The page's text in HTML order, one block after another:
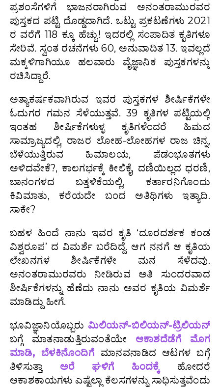
ಪ್ರಶಂಸೆಗಳಿಗೆ ಭಾಜನರಾಗಿರುವ ಅನಂತರಾಮುರವರ
ಪುಸ್ತಕದ ಪಟ್ಟಿ ದೊಡ್ಡದಾಗಿದೆ. ಒಟ್ಟು ಪ್ರಕಟಣೆಗಳು 2021
ರ ವರೆಗೆ 118 ಕ್ಕೂ ಹೆಚ್ಚು! ಇದರಲ್ಲಿ ಸಂಪಾದಿತ ಕೃತಿಗಳೂ
ಸೇರಿವೆ. ಸ್ವಂತ ರಚನೆಗಳು 60, ಅನುವಾದಿತ 13. ಇವಲ್ಲದೆ
ಮಕ್ಕಳಿಗಾಗಿಯೂ ಹಲವಾರು ವೈಜ್ಞಾನಿಕ ಪುಸ್ತಕಗಳನ್ನು
ರಚಿಸಿದ್ದಾರೆ.
ಅತ್ಯಾಕರ್ಷಕವಾಗಿರುವ ಇವರ ಪುಸ್ತಕಗಳ ಶೀರ್ಷಿಕೆಗಳೇ
ಓದುಗರ ಗಮನ ಸೆಳೆಯುತ್ತವೆ. 39 ಕೃತಿಗಳ ಪಟ್ಟಿಯಲ್ಲಿ
ಇಂತಹ ಶೀರ್ಷಿಕೆಗಳುಳ್ಳ ಕೃತಿಗಳೆಂದರೆ ಹಿಮದ
ಸಾಮ್ರಾಜ್ಯದಲ್ಲಿ, ರಾಜರ ಲೋಹ-ಲೋಹಗಳ ರಾಜ ಚಿನ್ನ,
ಬೆಳೆಯುತ್ತಿರುವ ಹಿಮಾಲಯ, ಪೆಡಂಭೂತಗಳು
ಅಳಿದವೇಕೆ?, ಕಾಲಗರ್ಭಕ್ಕೆ ಕೀಲಿಕೈ, ದಣಿಯಿಲ್ಲದ ಧರಣಿ,
ಬಾನಂಗಳದ ಬತ್ತಳಿಕೆಯಲ್ಲಿ, ಕರ್ತಾರನಿಗೊಂದು
ಕಿವಿಮಾತು, ಕರೆಯದೇ ಬಂದ ಅತಿಥಿಗಳು ಇತ್ಯಾದಿ.
ಸಾಕೇ?
ಬಹಳ ಹಿಂದೆ ನಾನು ಇವರ ಕೃತಿ ‘ದೂರದರ್ಶಕ ಕಂಡ
ವಿಶ್ವರೂಪ’ ದ ವಿಮರ್ಶೆ ಬರೆದಿದ್ದೆ. ಆಗ ನನಗೆ ಆ ಕೃತಿಯ
ಲೇಖನಗಳ ಶೀರ್ಷಿಕೆಗಳೇ ಮನ ಸೆಳೆದವು.
ಅನಂತರಾಮುರವರು ನೀಡಿರುವ ಅತಿ ಸುಂದರವಾದ
ಶೀರ್ಷಿಕೆಗಳನ್ನು ಹೆಣೆದು ನಾನು ಅವರ ಕೃತಿಯ ವಿಮರ್ಶೆ
ಮಾಡಿದ್ದು ಹೀಗೆ.
ಭೂವಿಜ್ಞಾನಿಯೊಬ್ಬರು ಮಿಲಿಯನ್-ಬಿಲಿಯನ್-ಟ್ರಿಲಿಯನ್
ಬಗ್ಗೆ ಮಾತನಾಡುತ್ತಿರುವಂತೆಯೇ ಆಕಾಶದೆಡೆಗೆ ಮೊಗ
ಮಾಡಿ, ಬೆಳಕಿನೊಂದಿಗೆ ಮಾನವನಾಡಿದ ಆಟಗಳ ಬಗ್ಗೆ
ತಿಳಿಸುತ್ತಾ ಅರೆ ಘಳಿಗೆ ಹಿಂದಕ್ಕೆ
ಹೋದರೆ
ಆಕಾಶಕಾಯಗಳು ಎಷ್ಟೆಲ್ಲಾ ಕೆಲಸಗಳನ್ನು ಸಾಧಿಸುತ್ತವೆಂದು